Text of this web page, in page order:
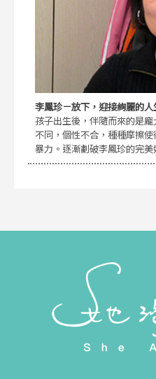
李鳳珍－放下，迎接絢麗的人
孩子出生後，伴隨而來的是
不同，個性不合，種種摩擦
暴力。逐漸劃破李鳳珍的完美